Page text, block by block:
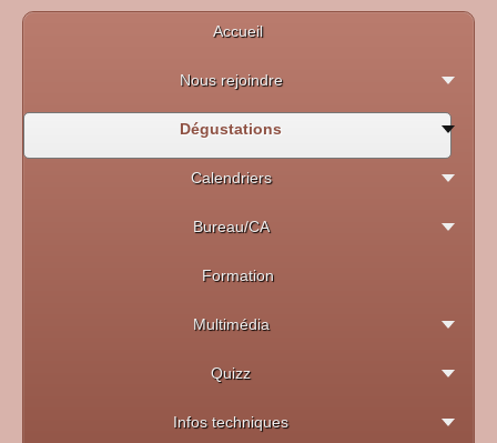
Accueil
Nous rejoindre
Dégustations
Calendriers
Bureau/CA
Formation
Multimédia
Quizz
Infos techniques